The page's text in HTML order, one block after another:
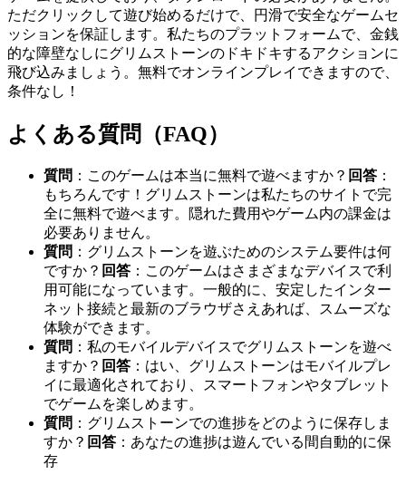
ただクリックして遊び始めるだけで、円滑で安全なゲームセ
ッションを保証します。私たちのプラットフォームで、金銭
的な障壁なしにグリムストーンのドキドキするアクションに
飛び込みましょう。無料でオンラインプレイできますので、
条件なし！
よくある質問（FAQ）
質問 ：このゲームは本当に無料で遊べますか？ 回答 ：
もちろんです！グリムストーンは私たちのサイトで完
全に無料で遊べます。隠れた費用やゲーム内の課金は
必要ありません。
質問 ：グリムストーンを遊ぶためのシステム要件は何
ですか？ 回答 ：このゲームはさまざまなデバイスで利
用可能になっています。一般的に、安定したインター
ネット接続と最新のブラウザさえあれば、スムーズな
体験ができます。
質問 ：私のモバイルデバイスでグリムストーンを遊べ
ますか？ 回答 ：はい、グリムストーンはモバイルプレ
イに最適化されており、スマートフォンやタブレット
でゲームを楽しめます。
質問 ：グリムストーンでの進捗をどのように保存しま
すか？ 回答 ：あなたの進捗は遊んでいる間自動的に保
存